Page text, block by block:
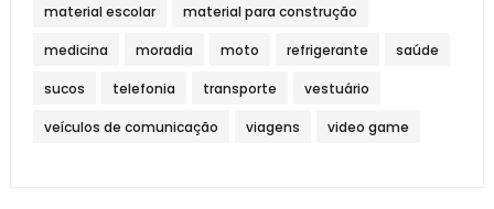
material escolar material para construção
medicina moradia moto refrigerante saúde
sucos telefonia transporte vestuário
veículos de comunicação viagens video game